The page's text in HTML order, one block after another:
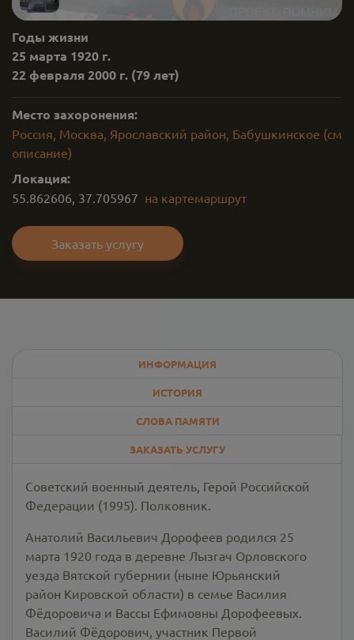
Годы жизни
25 марта 1920 г.
22 февраля 2000 г. (79 лет)
Место захоронения:
Россия, Москва, Ярославский район, Бабушкинское (см
описание)
Локация:
55.862606, 37.705967 на картемаршрут
Заказать услугу
ИНФОРМАЦИЯ
ИСТОРИЯ
СЛОВА ПАМЯТИ
ЗАКАЗАТЬ УСЛУГУ
Советский военный деятель, Герой Российской
Федерации (1995). Полковник.
Анатолий Васильевич Дорофеев родился 25
марта 1920 года в деревне Лызгач Орловского
уезда Вятской губернии (ныне Юрьянский
район Кировской области) в семье Василия
Фёдоровича и Вассы Ефимовны Дорофеевых.
Василий Фёдорович, участник Первой